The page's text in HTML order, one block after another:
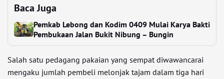
Baca Juga
Pemkab Lebong dan Kodim 0409 Mulai Karya Bakti
Pembukaan Jalan Bukit Nibung – Bungin
Salah satu pedagang pakaian yang sempat diwawancarai
mengaku jumlah pembeli melonjak tajam dalam tiga hari